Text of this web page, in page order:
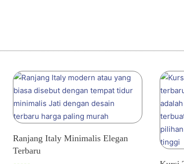
Ranjang Italy Minimalis Elegan
Terbaru